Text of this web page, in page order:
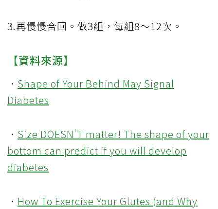
3.再慢慢合回。做3組，每組8～12次。
【資料來源】
． Shape of Your Behind May Signal
Diabetes
． Size DOESN'T matter! The shape of your
bottom can predict if you will develop
diabetes
． How To Exercise Your Glutes (and Why